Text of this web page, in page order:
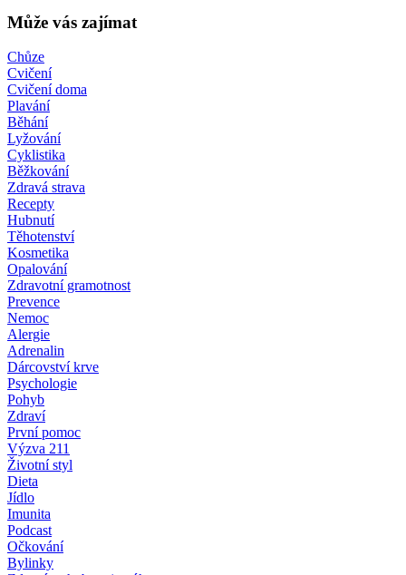
Může vás zajímat
Chůze
Cvičení
Cvičení doma
Plavání
Běhání
Lyžování
Cyklistika
Běžkování
Zdravá strava
Recepty
Hubnutí
Těhotenství
Kosmetika
Opalování
Zdravotní gramotnost
Prevence
Nemoc
Alergie
Adrenalin
Dárcovství krve
Psychologie
Pohyb
Zdraví
První pomoc
Výzva 211
Životní styl
Dieta
Jídlo
Imunita
Podcast
Očkování
Bylinky